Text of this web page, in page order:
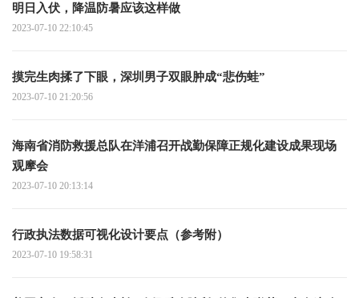
明日入伏，降温防暑应该这样做
2023-07-10 22:10:45
摸完生肉揉了下眼，深圳男子双眼肿成“悲伤蛙”
2023-07-10 21:20:56
海南省消防救援总队在洋浦召开战勤保障正规化建设成果现场
观摩会
2023-07-10 20:13:14
行政执法数据可视化设计要点（参考附）
2023-07-10 19:58:31